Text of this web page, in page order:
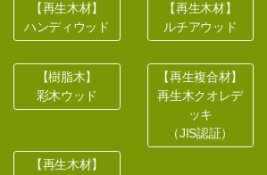
【再生木材】
ハンディウッド
【再生木材】
ルチアウッド
【樹脂木】
彩木ウッド
【再生複合材】
再生木クオレデ
ッキ
（JIS認証）
【再生木材】